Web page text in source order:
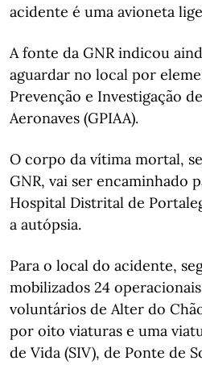
acidente é uma avioneta
A fonte da GNR indicou
aguardar no local por
Prevenção e Investigação
Aeronaves (GPIAA).
O corpo da vítima mortal,
GNR, vai ser encaminhado
Hospital Distrital de
a autópsia.
Para o local do acidente,
mobilizados 24
voluntários de Alter do
por oito viaturas e uma
de Vida (SIV), de Ponte de